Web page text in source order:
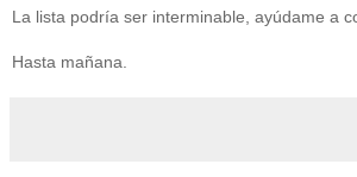
La lista podría ser interminable, ayúdame a
Hasta mañana.